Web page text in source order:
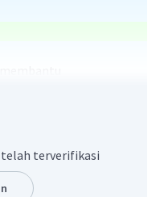
telah terverifikasi